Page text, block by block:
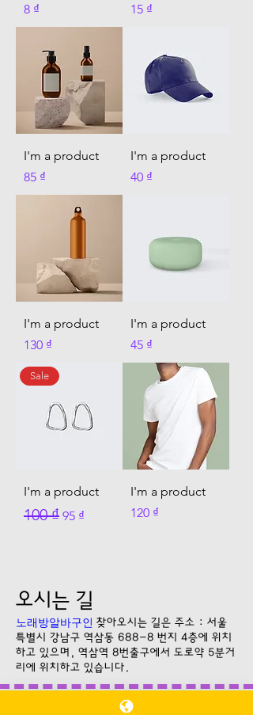
가격
8 ₫
가격
15 ₫
I'm a product
가격
85 ₫
I'm a product
가격
40 ₫
I'm a product
가격
130 ₫
I'm a product
가격
45 ₫
Sale
I'm a product
일반가
100 ₫ 할인가
95 ₫
I'm a product
가격
120 ₫
오시는 길
노래방알바구인 찾아오시는 길은 주소 : 서울
특별시 강남구 역삼동 688-8 번지 4층에 위치
하고 있으며, 역삼역 8번출구에서 도로약 5분거
리에 위치하고 있습니다.